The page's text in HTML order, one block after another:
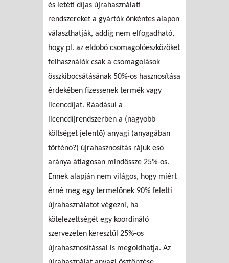
és letéti díjas újrahasználati
rendszereket a gyártók önkéntes alapon
választhatják, addig nem elfogadható,
hogy pl. az eldobó csomagolóeszközöket
felhasználók csak a csomagolások
összkibocsátásának 50%-os hasznosítása
érdekében fizessenek termék vagy
licencdíjat. Ráadásul a
licencdíjrendszerben a (nagyobb
költséget jelentõ) anyagi (anyagában
történõ?) újrahasznosítás rájuk esõ
aránya átlagosan mindössze 25%-os.
Ennek alapján nem világos, hogy miért
érné meg egy termelõnek 90% feletti
újrahasználatot végezni, ha
kötelezettségét egy koordináló
szervezeten keresztül 25%-os
újrahasznosítással is megoldhatja. Az